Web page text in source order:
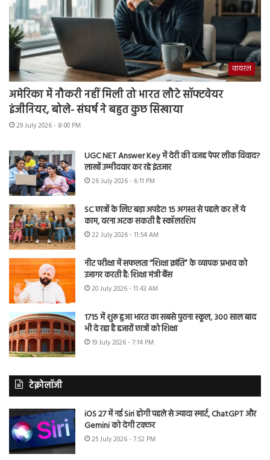
वायरल
अमेरिका में नौकरी नहीं मिली तो भारत लौटे सॉफ्टवेयर
इंजीनियर, बोले- संघर्ष ने बहुत कुछ सिखाया
29 July 2026 - 8:00 PM
UGC NET Answer Key में देरी की वजह पेपर लीक विवाद?
लाखों उम्मीदवार कर रहे इंतजार
26 July 2026 - 6:11 PM
SC छात्रों के लिए बड़ा अपडेट! 15 अगस्त से पहले कर लें ये
काम, वरना अटक सकती है स्कॉलरशिप
22 July 2026 - 11:54 AM
नीट परीक्षा में सफलता “शिक्षा क्रांति” के व्यापक प्रभाव को
उजागर करती है: शिक्षा मंत्री बैंस
20 July 2026 - 11:43 AM
1715 में शुरू हुआ भारत का सबसे पुराना स्कूल, 300 साल बाद
भी दे रहा है हजारों छात्रों को शिक्षा
19 July 2026 - 7:14 PM
टेक्नोलॉजी
iOS 27 में नई Siri होगी पहले से ज्यादा स्मार्ट, ChatGPT और
Gemini को देगी टक्कर
25 July 2026 - 7:52 PM